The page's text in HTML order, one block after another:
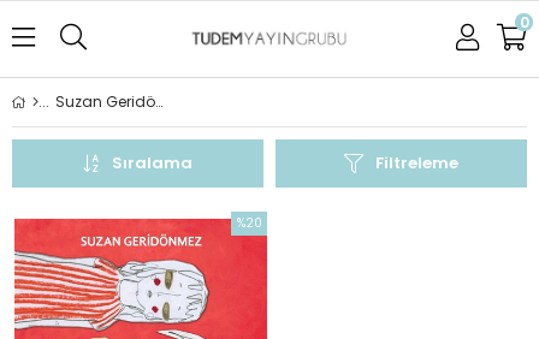
0
Suzan Geridönmez
Filtreleme
Sıralama
%20